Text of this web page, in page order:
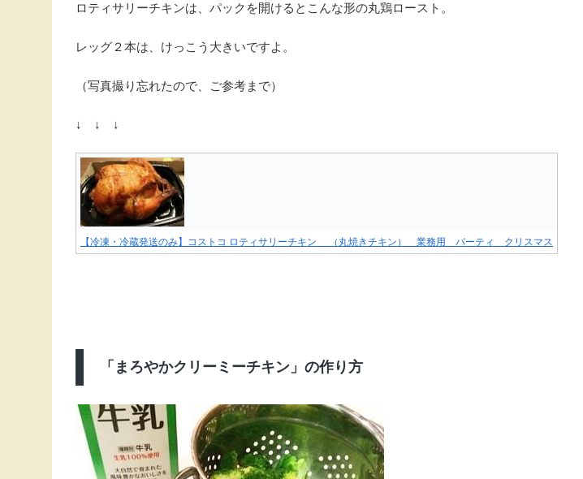
ロティサリーチキンは、パックを開けるとこんな形の丸鶏ロースト。
レッグ２本は、けっこう大きいですよ。
（写真撮り忘れたので、ご参考まで）
↓ ↓ ↓
【冷凍・冷蔵発送のみ】コストコ ロティサリーチキン （丸焼きチキン） 業務用 パーティ クリスマス
「まろやかクリーミーチキン」の作り方